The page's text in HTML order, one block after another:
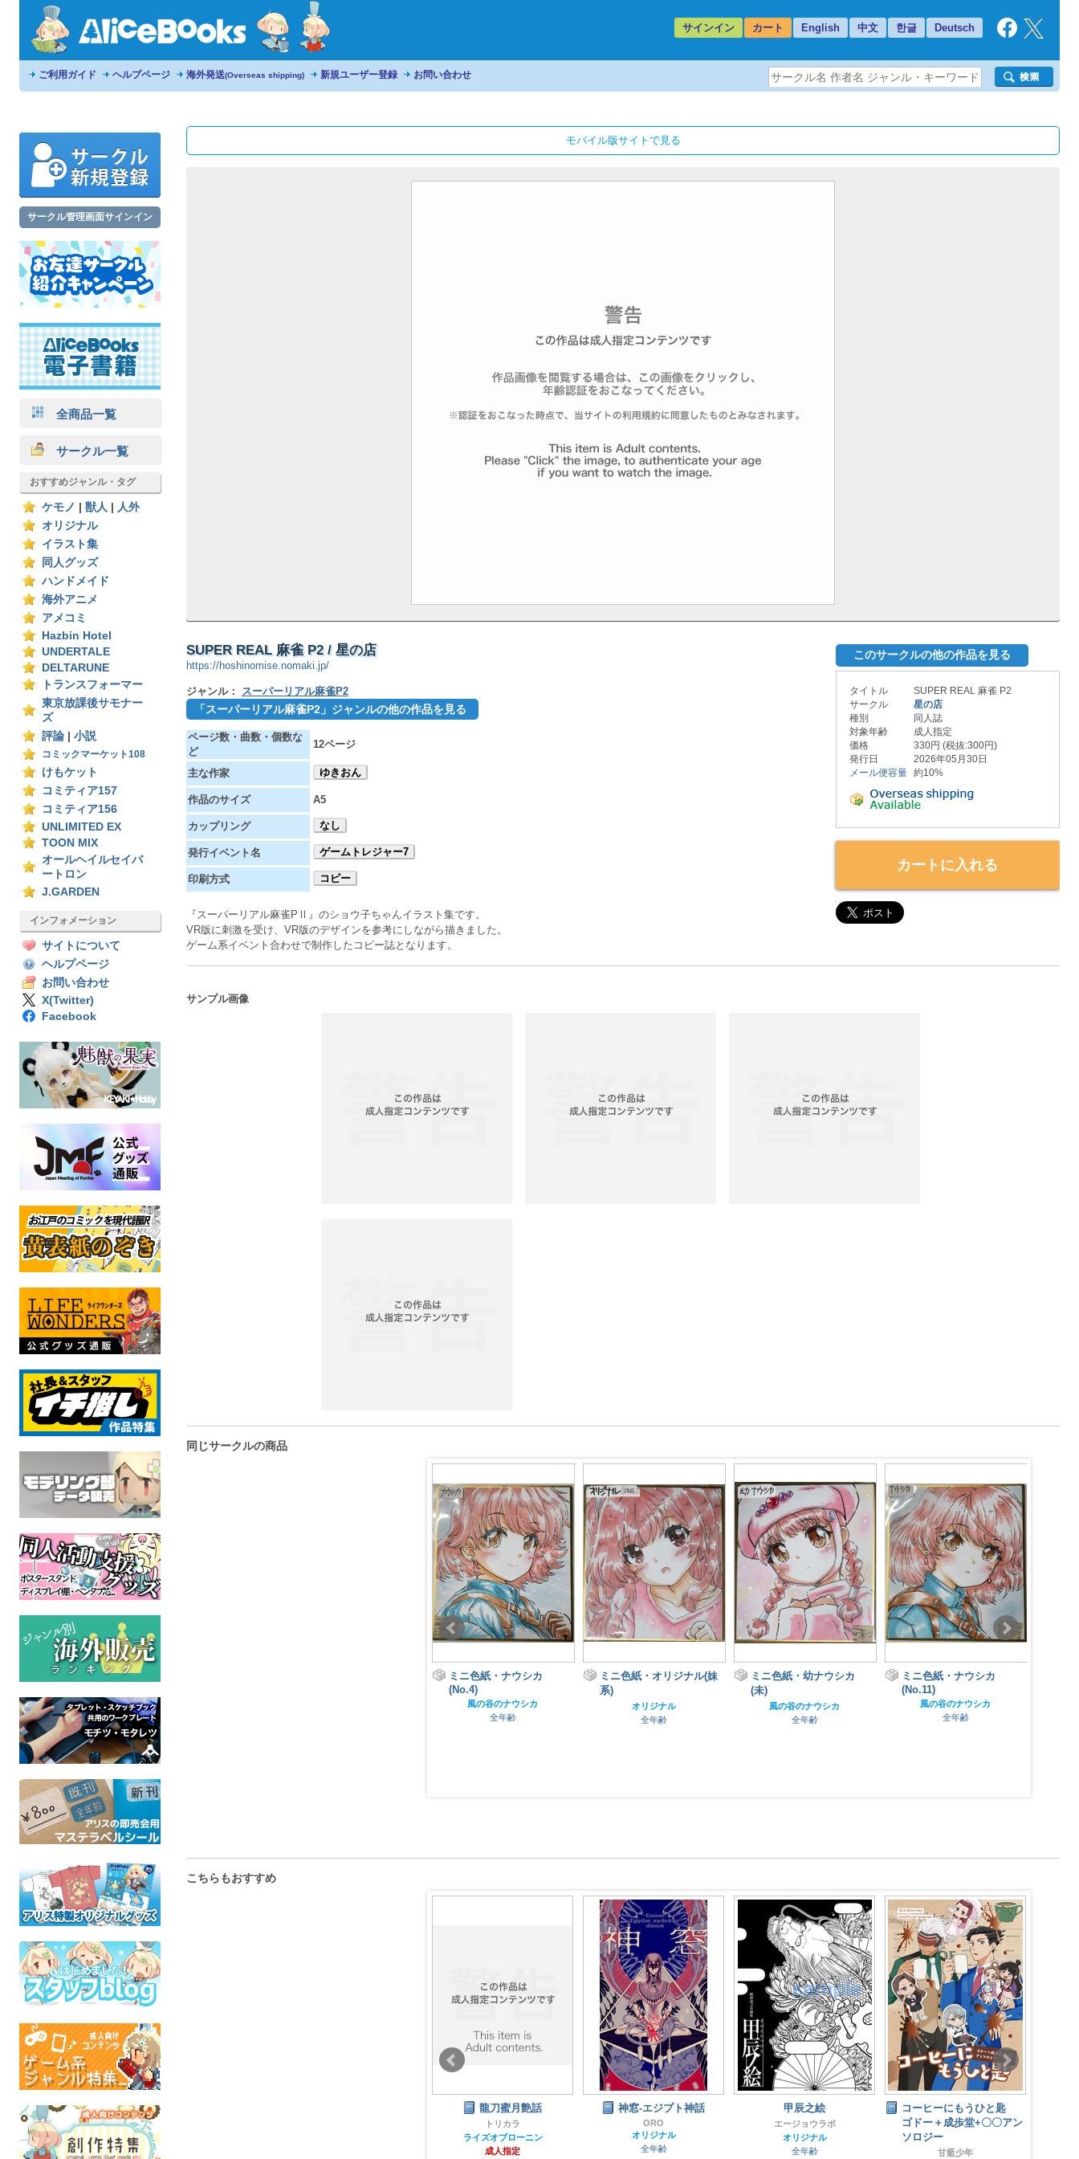
サインイン カート English 中文 한글 Deutsch
ご利用ガイド ヘルプページ 海外発送(Overseas shipping) 新規ユーザー登録 お問い合わせ
サークル管理画面サインイン
全商品一覧
サークル一覧
おすすめジャンル・タグ
ケモノ 獣人
人外
オリジナル
イラスト集
同人グッズ
ハンドメイド
海外アニメ
アメコミ
Hazbin Hotel
UNDERTALE
DELTARUNE
トランスフォーマー
東京放課後サモナー
ズ
評論
小説
コミックマーケット108
けもケット
コミティア157
コミティア156
UNLIMITED EX
TOON MIX
オールヘイルセイバ
ートロン
J.GARDEN
インフォメーション
サイトについて
ヘルプページ
お問い合わせ
X(Twitter)
Facebook
モバイル版サイトで見る
SUPER REAL 麻雀 P2 / 星の店
https://hoshinomise.nomaki.jp/
ジャンル： スーパーリアル麻雀P2
「スーパーリアル麻雀P2」ジャンルの他の作品を見る
ページ数・曲数・個数な
ど
12ページ
主な作家 ゆきおん
作品のサイズ A5
カップリング なし
発行イベント名 ゲームトレジャー7
印刷方式 コピー
『スーパーリアル麻雀PⅡ』のショウ子ちゃんイラスト集です。
VR版に刺激を受け、VR版のデザインを参考にしながら描きました。
ゲーム系イベント合わせで制作したコピー誌となります。
このサークルの他の作品を見る
タイトル
SUPER REAL 麻雀 P2
サークル
星の店
種別
同人誌
対象年齢
成人指定
価格
330円 (税抜:300円)
発行日
2026年05月30日
メール便容量 約10%
カートに入れる
サンプル画像
同じサークルの商品
ニ色紙・オリジナル (あ
オリジナル
全年齢
ミニ色紙・オリジナル(妹
系)
オリジナル
全年齢
ミニ色紙・幼ナウシカ
(未)
風の谷のナウシカ
全年齢
ミニ色紙・ナウシカ
(No.11)
風の谷のナウシカ
全年齢
ミニ色紙・幼ナウシカ
(No.15)
風の谷のナウシカ
全年齢
こちらもおすすめ
つごと！ユーリ三つ子
酒中毒
グノーシア
神窓-エジプト神話
ORO
オリジナル
全年齢
甲辰之絵
エージョウラボ
オリジナル
全年齢
コーヒーにもうひと匙
ゴドー＋成歩堂+〇〇アン
ソロジー
甘藍少年
purr
POCOCO
全年齢